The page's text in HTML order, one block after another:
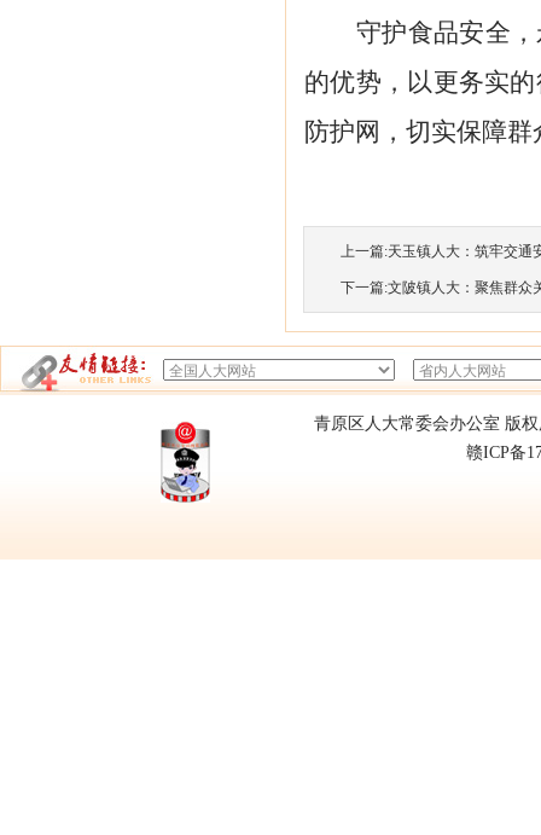
守护食品安全
的优势，以更务实
防护网，切实保障
上一篇:天玉镇人大：筑牢交通
下一篇:文陂镇人大：聚焦群众
青原区人大常委会办公室 版
赣ICP备